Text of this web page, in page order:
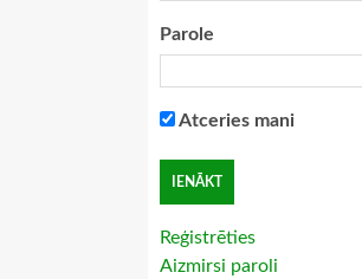
Parole
Atceries mani
Reģistrēties
Aizmirsi paroli